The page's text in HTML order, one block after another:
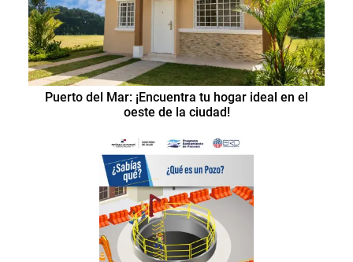
Puerto del Mar: ¡Encuentra tu hogar ideal en el
oeste de la ciudad!